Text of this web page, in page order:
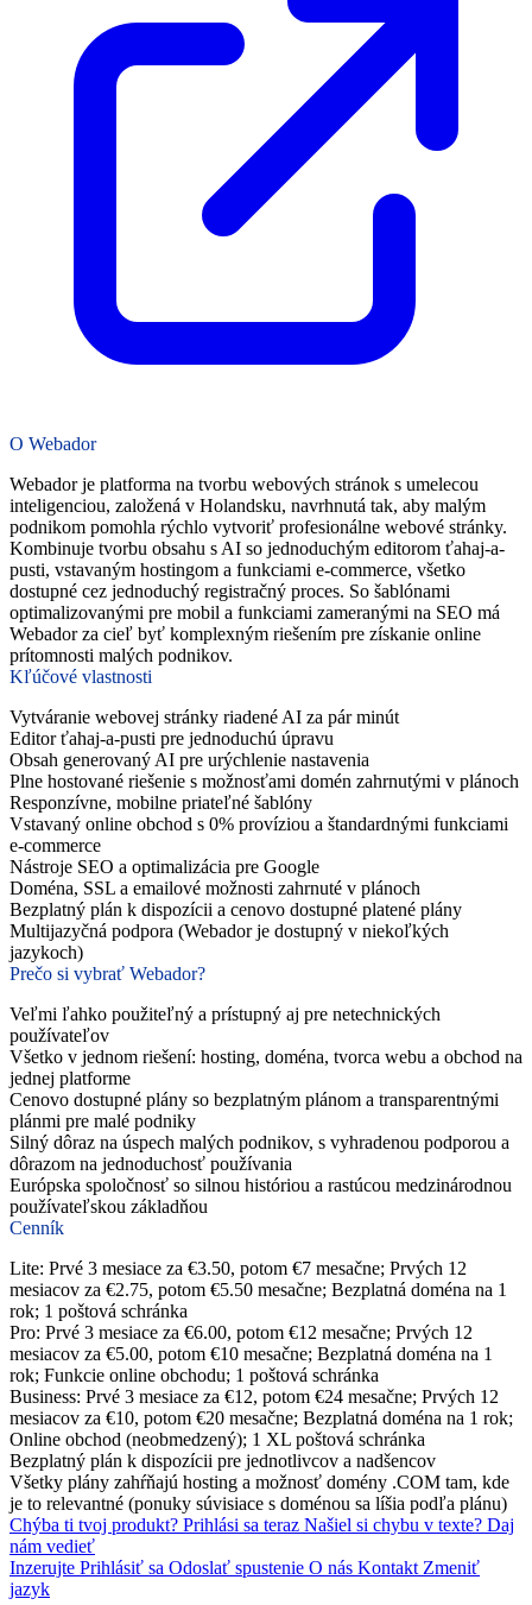
O Webador
Webador je platforma na tvorbu webových stránok s umelecou
inteligenciou, založená v Holandsku, navrhnutá tak, aby malým
podnikom pomohla rýchlo vytvoriť profesionálne webové stránky.
Kombinuje tvorbu obsahu s AI so jednoduchým editorom ťahaj-a-
pusti, vstavaným hostingom a funkciami e-commerce, všetko
dostupné cez jednoduchý registračný proces. So šablónami
optimalizovanými pre mobil a funkciami zameranými na SEO má
Webador za cieľ byť komplexným riešením pre získanie online
prítomnosti malých podnikov.
Kľúčové vlastnosti
Vytváranie webovej stránky riadené AI za pár minút
Editor ťahaj-a-pusti pre jednoduchú úpravu
Obsah generovaný AI pre urýchlenie nastavenia
Plne hostované riešenie s možnosťami domén zahrnutými v plánoch
Responzívne, mobilne priateľné šablóny
Vstavaný online obchod s 0% províziou a štandardnými funkciami
e-commerce
Nástroje SEO a optimalizácia pre Google
Doména, SSL a emailové možnosti zahrnuté v plánoch
Bezplatný plán k dispozícii a cenovo dostupné platené plány
Multijazyčná podpora (Webador je dostupný v niekoľkých
jazykoch)
Prečo si vybrať Webador?
Veľmi ľahko použiteľný a prístupný aj pre netechnických
používateľov
Všetko v jednom riešení: hosting, doména, tvorca webu a obchod na
jednej platforme
Cenovo dostupné plány so bezplatným plánom a transparentnými
plánmi pre malé podniky
Silný dôraz na úspech malých podnikov, s vyhradenou podporou a
dôrazom na jednoduchosť používania
Európska spoločnosť so silnou históriou a rastúcou medzinárodnou
používateľskou základňou
Cenník
Lite: Prvé 3 mesiace za €3.50, potom €7 mesačne; Prvých 12
mesiacov za €2.75, potom €5.50 mesačne; Bezplatná doména na 1
rok; 1 poštová schránka
Pro: Prvé 3 mesiace za €6.00, potom €12 mesačne; Prvých 12
mesiacov za €5.00, potom €10 mesačne; Bezplatná doména na 1
rok; Funkcie online obchodu; 1 poštová schránka
Business: Prvé 3 mesiace za €12, potom €24 mesačne; Prvých 12
mesiacov za €10, potom €20 mesačne; Bezplatná doména na 1 rok;
Online obchod (neobmedzený); 1 XL poštová schránka
Bezplatný plán k dispozícii pre jednotlivcov a nadšencov
Všetky plány zahŕňajú hosting a možnosť domény .COM tam, kde
je to relevantné (ponuky súvisiace s doménou sa líšia podľa plánu)
Chýba ti tvoj produkt? Prihlási sa teraz Našiel si chybu v texte? Daj
nám vedieť
Inzerujte Prihlásiť sa Odoslať spustenie O nás Kontakt Zmeniť
jazyk